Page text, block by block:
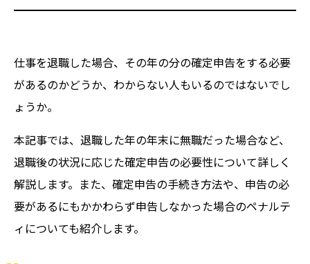
仕事を退職した場合、その年の分の確定申告をする必要
があるのかどうか、わからない人もいるのではないでし
ょうか。
本記事では、退職した年の年末に無職だった場合など、
退職後の状況に応じた確定申告の必要性について詳しく
解説します。また、確定申告の手続き方法や、申告の必
要があるにもかかわらず申告しなかった場合のペナルテ
ィについても紹介します。